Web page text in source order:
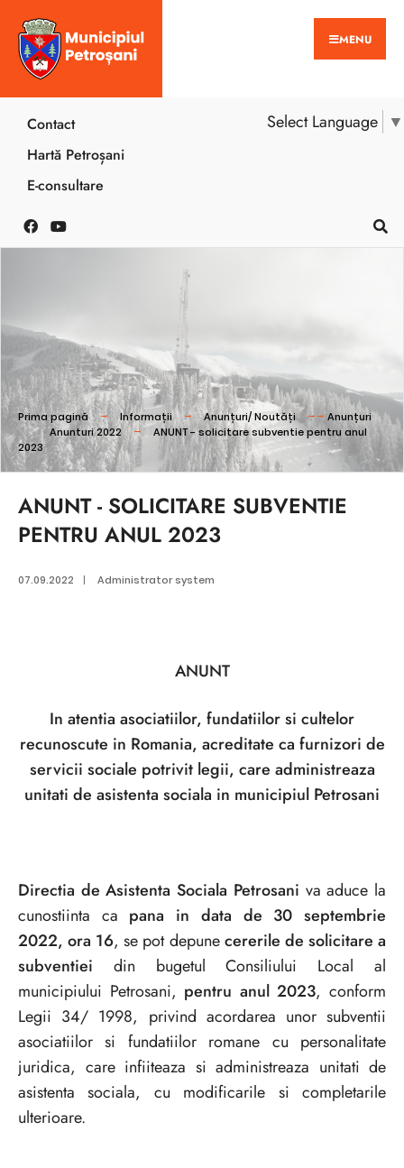
MENU
Select Language ▼
Contact
Hartă Petroșani
E-consultare
Prima pagină Informații Anunțuri/ Noutăți
Anunțuri
Anunturi 2022
ANUNT - solicitare subventie pentru anul
2023
ANUNT - SOLICITARE SUBVENTIE
PENTRU ANUL 2023
07.09.2022 | Administrator system
ANUNT
In atentia asociatiilor, fundatiilor si cultelor
recunoscute in Romania, acreditate ca furnizori de
servicii sociale potrivit legii, care administreaza
unitati de asistenta sociala in municipiul Petrosani
Directia de Asistenta Sociala Petrosani va aduce la
cunostiinta ca pana in data de 30 septembrie
2022, ora 16, se pot depunecererile de solicitare a
subventiei din bugetul Consiliului Local al
municipiului Petrosani, pentru anul 2023, conform
Legii 34/ 1998, privind acordarea unor subventii
asociatiilor si fundatiilor romane cu personalitate
juridica, care infiiteaza si administreaza unitati de
asistenta sociala, cu modificarile si completarile
ulterioare.